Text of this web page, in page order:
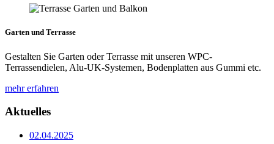
Garten und Terrasse
Gestalten Sie Garten oder Terrasse mit unseren WPC-
Terrassendielen, Alu-UK-Systemen, Bodenplatten aus Gummi etc.
mehr erfahren
Aktuelles
02.04.2025